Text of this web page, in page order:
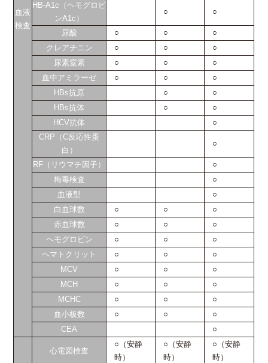
血液
検査
HB-A1c（ヘモグロビ
ンA1c）
○ ○
尿酸 ○ ○
○
クレアチニン
○ ○
○
尿素窒素
○ ○
○
血中アミラーゼ
○ ○
○
HBs抗原
○
○
HBs抗体
○
○
HCV抗体
○
CRP（C反応性蛋
白）
○
RF（リウマチ因子）
○
梅毒検査
○
血液型
○
白血球数
○ ○
○
赤血球数
○ ○
○
ヘモグロビン
○ ○
○
ヘマトクリット
○ ○
○
MCV
○ ○
○
MCH
○ ○
○
MCHC
○ ○
○
血小板数
○ ○
○
CEA
○
心電図検査
○（安静
時）
○（安静
時）
○（安静
時）